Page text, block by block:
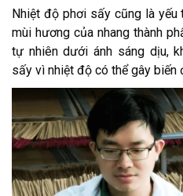
Nhiệt độ phơi sấy cũng là
mùi hương của nhang thành
tự nhiên dưới ánh sáng dịu,
sấy vì nhiệt độ có thể gây biến